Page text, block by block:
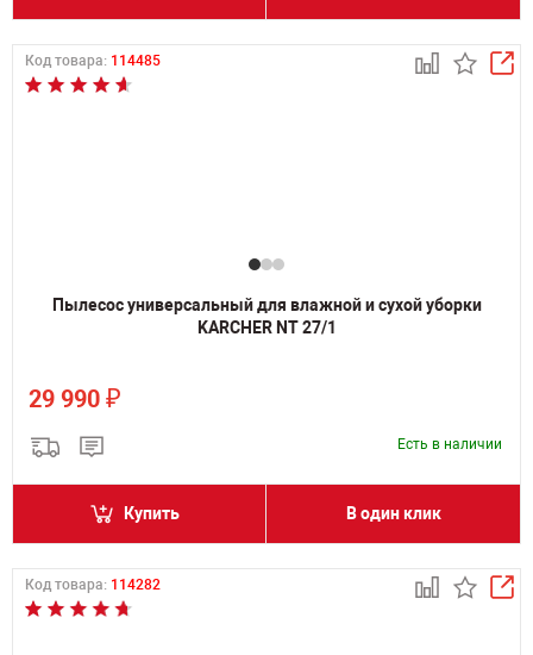
Код товара: 114485
Пылесос универсальный для влажной и сухой уборки
KARCHER NT 27/1
29 990 ₽
Есть в наличии
Купить В один клик
Код товара: 114282